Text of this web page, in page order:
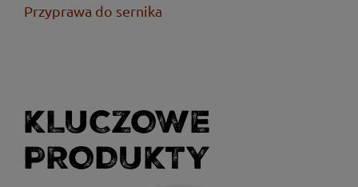
Przyprawa do sernika
KLUCZOWE
PRODUKTY